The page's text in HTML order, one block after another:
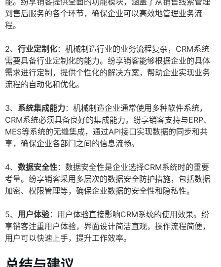
到售后服务的各个环节，确保企业可以高效地管理业务流
程。
2、 行业定制化：机械制造行业的业务流程复杂，CRM系统
需要具备行业定制化的能力。纷享销客能够根据企业的具体
需求进行定制，提供个性化的解决方案，帮助企业实现业务
流程的自动化和优化。
3、 系统集成能力：机械制造企业通常使用多种软件系统，
CRM系统必须具备良好的集成能力。纷享销客支持与ERP、
MES等系统的无缝集成，通过API接口实现数据的同步和共
享，确保企业各部门之间的信息流畅。
4、 数据安全性：数据安全性是企业选择CRM系统时的重要
考量。纷享销客采用多层次的数据安全防护措施，包括数据
加密、权限管理等，确保企业数据的安全性和隐私性。
5、 用户体验：用户体验直接影响CRM系统的使用效果。纷
享销客注重用户体验，界面设计简洁直观，操作流程简便，
用户可以快速上手，提升工作效率。